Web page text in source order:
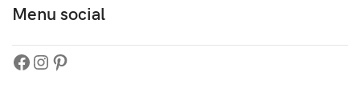
Menu social